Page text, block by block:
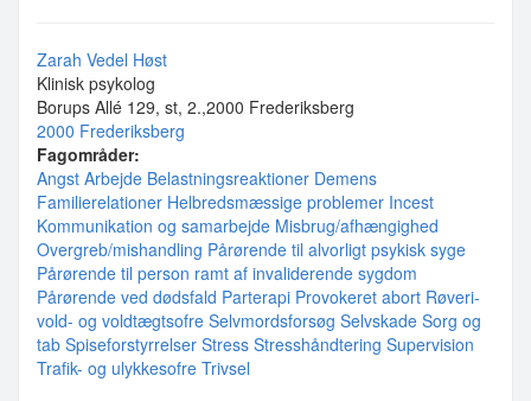
Zarah Vedel Høst
Klinisk psykolog
Borups Allé 129, st, 2.,2000 Frederiksberg
2000 Frederiksberg
Fagområder:
Angst Arbejde Belastningsreaktioner Demens
Familierelationer Helbredsmæssige problemer Incest
Kommunikation og samarbejde Misbrug/afhængighed
Overgreb/mishandling Pårørende til alvorligt psykisk syge
Pårørende til person ramt af invaliderende sygdom
Pårørende ved dødsfald Parterapi Provokeret abort Røveri-
vold- og voldtægtsofre Selvmordsforsøg Selvskade Sorg og
tab Spiseforstyrrelser Stress Stresshåndtering Supervision
Trafik- og ulykkesofre Trivsel